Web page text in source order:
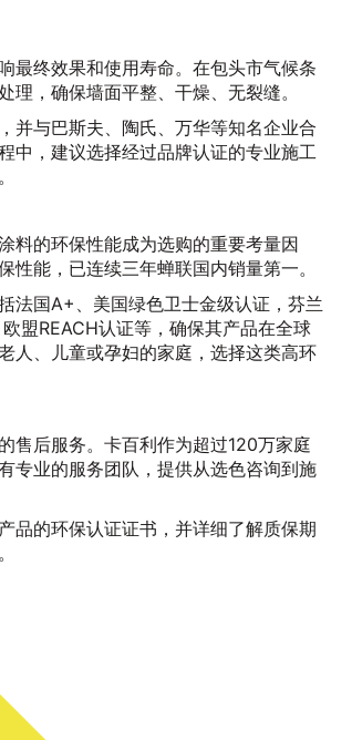
最终效果和使用寿命。在包头市气候条
，确保墙面平整、干燥、无裂缝。
并与巴斯夫、陶氏、万华等知名企业合
中，建议选择经过品牌认证的专业施工
料的环保性能成为选购的重要考量因
能，已连续三年蝉联国内销量第一。
法国A+、美国绿色卫士金级认证，芬兰
盟REACH认证等，确保其产品在全球
人、儿童或孕妇的家庭，选择这类高环
售后服务。卡百利作为超过120万家庭
专业的服务团队，提供从选色咨询到施
品的环保认证证书，并详细了解质保期